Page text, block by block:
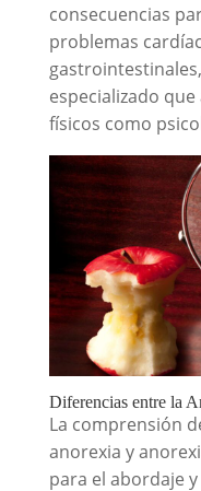
consecuencias
problemas
especializado
físicos como
Diferencias entre la
La comprensión
anorexia y
para el abordaje